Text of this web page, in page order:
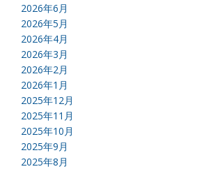
2026年6月
2026年5月
2026年4月
2026年3月
2026年2月
2026年1月
2025年12月
2025年11月
2025年10月
2025年9月
2025年8月